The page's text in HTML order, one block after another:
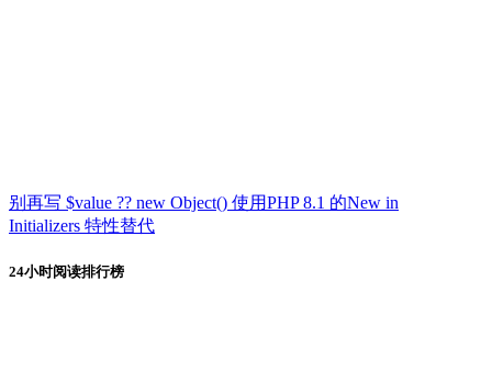
别再写 $value ?? new Object() 使用PHP 8.1 的New in
Initializers 特性替代
24小时阅读排行榜